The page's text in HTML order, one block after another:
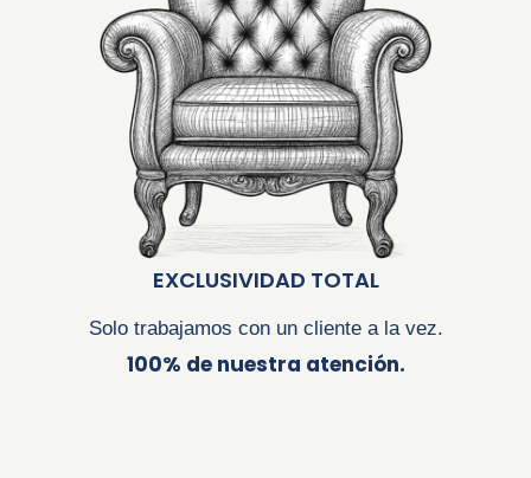
EXCLUSIVIDAD TOTAL
Solo trabajamos con un cliente a la vez.
100% de nuestra atención.